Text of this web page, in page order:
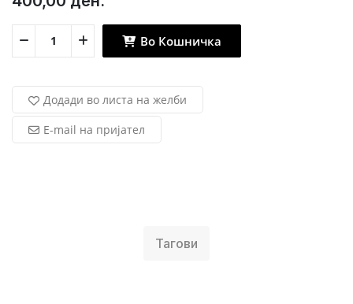
Во Кошничка
Додади во листа на желби
E-mail на пријател
Тагови